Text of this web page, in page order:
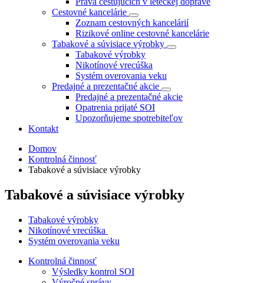
Cestovné kancelárie
Zoznam cestovných kancelárií
Rizikové online cestovné kancelárie
Tabakové a súvisiace výrobky
Tabakové výrobky
Nikotínové vrecúška
Systém overovania veku
Predajné a prezentačné akcie
Predajné a prezentačné akcie
Opatrenia prijaté SOI
Upozorňujeme spotrebiteľov
Kontakt
Domov
Kontrolná činnosť
Tabakové a súvisiace výrobky
Tabakové a súvisiace výrobky
Tabakové výrobky
Nikotínové vrecúška
Systém overovania veku
Kontrolná činnosť
Výsledky kontrol SOI